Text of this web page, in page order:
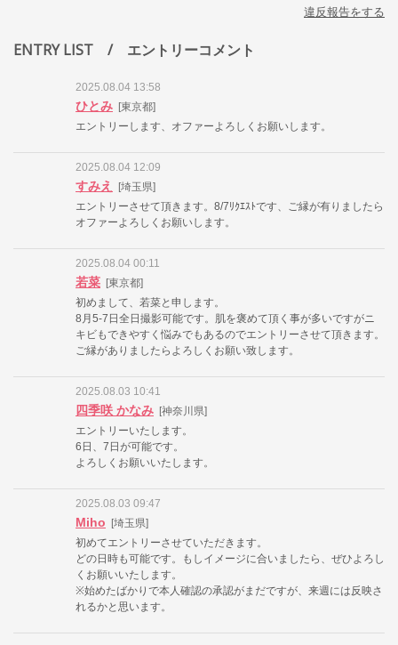
違反報告をする
ENTRY LIST / エントリーコメント
2025.08.04 13:58
ひとみ [東京都]
エントリーします、オファーよろしくお願いします。
2025.08.04 12:09
すみえ
[埼玉県]
エントリーさせて頂きます。8/7ﾘｸｴｽﾄです、ご縁が有りましたら
オファーよろしくお願いします。
2025.08.04 00:11
若菜 [東京都]
初めまして、若菜と申します。
8月5-7日全日撮影可能です。肌を褒めて頂く事が多いですがニ
キビもできやすく悩みでもあるのでエントリーさせて頂きます。
ご縁がありましたらよろしくお願い致します。
2025.08.03 10:41
四季咲 かなみ [神奈川県]
エントリーいたします。
6日、7日が可能です。
よろしくお願いいたします。
2025.08.03 09:47
Miho
[埼玉県]
初めてエントリーさせていただきます。
どの日時も可能です。もしイメージに合いましたら、ぜひよろし
くお願いいたします。
※始めたばかりで本人確認の承認がまだですが、来週には反映さ
れるかと思います。